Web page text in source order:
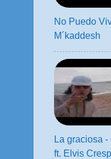
No Puedo
M´kaddesh
La graciosa
ft. Elvis